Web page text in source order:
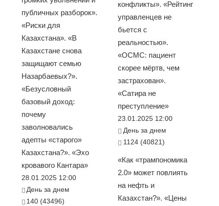
публичных разборок».
«Риски для
Казахстана». «В
Казахстане снова
защищают семью
Назарбаевых?».
«Безусловный
базовый доход:
почему
заволновались
адепты «старого»
Казахстана?». «Эхо
кровавого Кантара»
28.01.2025 12:00
День за днем
140 (43496)
конфликты». «Рейтинг
управленцев не
бьется с
реальностью».
«ОСМС: пациент
скорее мёртв, чем
застрахован».
«Сатира не
преступление»
23.01.2025 12:00
День за днем
1124 (40821)
«Как «трампономика
2.0» может повлиять
на нефть и
Казахстан?». «Цены